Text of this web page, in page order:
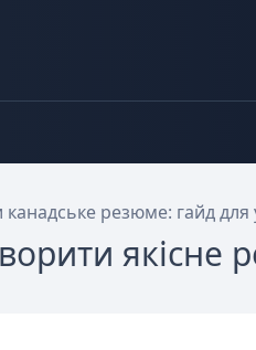
канадське резюме: гайд для
якісне